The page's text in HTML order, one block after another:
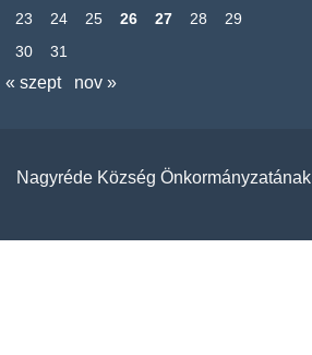
23
24 25 26 27 28
29
30
31
« szept nov »
Nagyréde Község